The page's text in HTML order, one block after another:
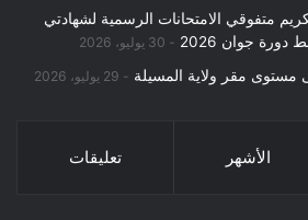
متفوقي الامتحانات الرسمية لشهادتي
دورة جوان 2026
30 يوليو، 2026
مستوى مقر ولاية المسيلة 29 يوليو، 2026
الأشهر تعليقات